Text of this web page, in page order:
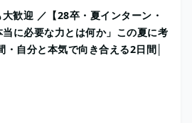
歓迎 ／【28卒・夏インターン・
に必要な力とは何か」この夏に考
自分と本気で向き合える2日間│